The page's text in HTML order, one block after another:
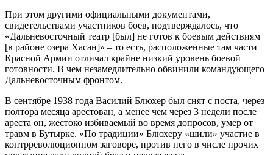
При этом другими официальными документами,
свидетельствами участников боев, подтверждалось, что
«Дальневосточный театр [был] не готов к боевым действиям
[в районе озера Хасан]» – то есть, расположенные там части
Красной Армии отличал крайне низкий уровень боевой
готовности. В чем незамедлительно обвинили командующего
Дальневосточным фронтом.
В сентябре 1938 года Василий Блюхер был снят с поста, через
полтора месяца арестован, а менее чем через 3 недели после
ареста он, жестоко избиваемый во время допросов, умер от
травм в Бутырке. «По традиции» Блюхеру «шили» участие в
контрреволюционном заговоре, против него в числе прочих